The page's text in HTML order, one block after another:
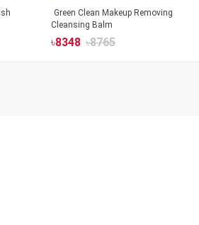
Green Clean Makeup Removing
Cleansing Balm
৳8348 ৳8765